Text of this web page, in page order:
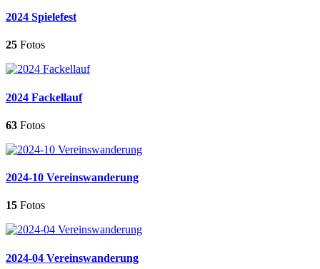
2024 Spielefest
25 Fotos
2024 Fackellauf
63 Fotos
2024-10 Vereinswanderung
15 Fotos
2024-04 Vereinswanderung